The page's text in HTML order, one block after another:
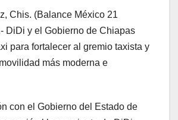
Chis. (Balance México 21
DiDi y el Gobierno de Chiapas
para fortalecer al gremio taxista y
más moderna e
con el Gobierno del Estado de